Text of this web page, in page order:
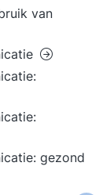
van
gezond